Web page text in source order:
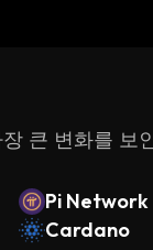
큰 변화를 보
Pi Network
Cardano